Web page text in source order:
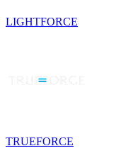
LIGHTFORCE
TRUEFORCE